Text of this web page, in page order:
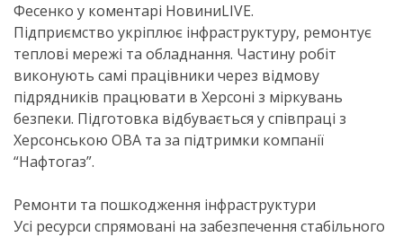
Фесенко у коментарі НовиниLIVE.
Підприємство укріплює інфраструктуру, ремонтує
теплові мережі та обладнання. Частину робіт
виконують самі працівники через відмову
підрядників працювати в Херсоні з міркувань
безпеки. Підготовка відбувається у співпраці з
Херсонською ОВА та за підтримки компанії
“Нафтогаз”.
Ремонти та пошкодження інфраструктури
Усі ресурси спрямовані на забезпечення стабільного